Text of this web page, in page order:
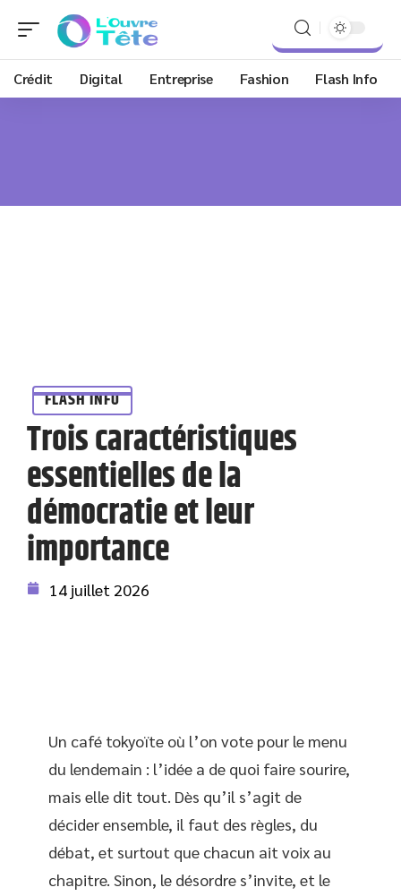
Crédit Digital Entreprise Fashion Flash Info
FLASH INFO
Trois caractéristiques
essentielles de la
démocratie et leur
importance
14 juillet 2026
Un café tokyoïte où l’on vote pour le menu
du lendemain : l’idée a de quoi faire sourire,
mais elle dit tout. Dès qu’il s’agit de
décider ensemble, il faut des règles, du
débat, et surtout que chacun ait voix au
chapitre. Sinon, le désordre s’invite, et le